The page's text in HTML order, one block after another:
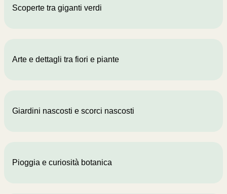
Scoperte tra giganti verdi
Arte e dettagli tra fiori e piante
Giardini nascosti e scorci nascosti
Pioggia e curiosità botanica